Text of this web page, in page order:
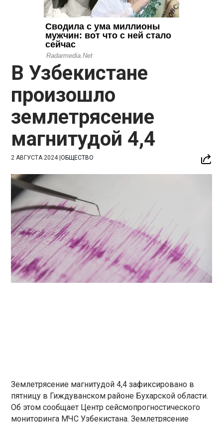
В Узбекистане
произошло
землетрясение
магнитудой 4,4
2 АВГУСТА 2024|ОБЩЕСТВО
Землетрясение магнитудой 4,4 зафиксировано в
пятницу в Гиждуванском районе Бухарской области.
Об этом сообщает Центр сейсмопрогностического
мониторинга МЧС Узбекистана. Землетрясение